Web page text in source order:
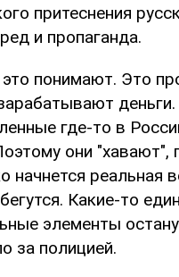
притеснения
и пропаганда.
понимают. Это
деньги.
где-то в
они "хавают",
начнется реальная
Какие-то
элементы
за полицией.